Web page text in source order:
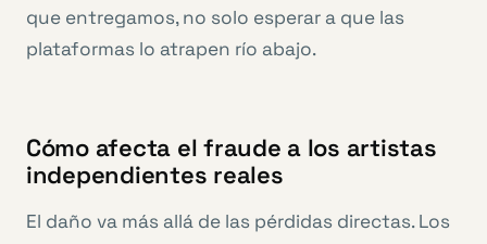
que entregamos, no solo esperar a que las
plataformas lo atrapen río abajo.
Cómo afecta el fraude a los artistas
independientes reales
El daño va más allá de las pérdidas directas. Los